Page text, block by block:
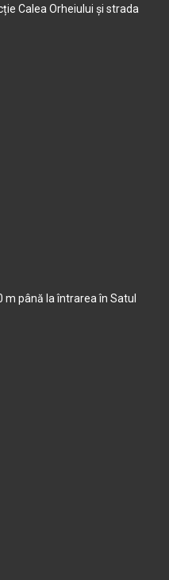
Calea Orheiului și strada
până la întrarea în Satul